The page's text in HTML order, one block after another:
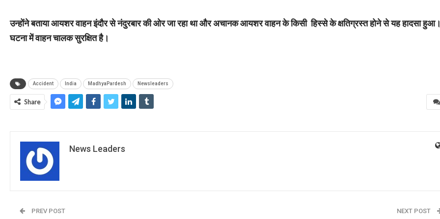
उन्होंने बताया आयशर वाहन इंदौर से नंदुरबार की ओर जा रहा था और अचानक आयशर वाहन के किसी हिस्से के क्षतिग्रस्त होने से यह हादसा
घटना में वाहन चालक सुरक्षित है।
Accident India MadhyaPardesh Newsleaders
Share
News Leaders
PREV POST NEXT POST